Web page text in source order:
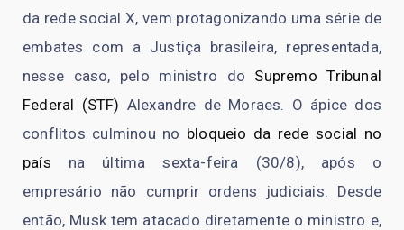
da rede social X, vem protagonizando uma série de
embates com a Justiça brasileira, representada,
nesse caso, pelo ministro do Supremo Tribunal
Federal (STF) Alexandre de Moraes. O ápice dos
conflitos culminou no bloqueio da rede social no
país na última sexta-feira (30/8), após o
empresário não cumprir ordens judiciais. Desde
então, Musk tem atacado diretamente o ministro e,